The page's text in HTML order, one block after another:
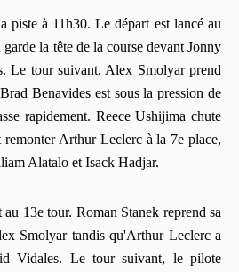
piste à 11h30. Le départ est lancé au
la tête de la course devant Jonny
Le tour suivant, Alex Smolyar prend
Benavides est sous la pression de
rapidement. Reece Ushijima chute
remonter Arthur Leclerc à la 7e place,
Alatalo et Isack Hadjar.
13e tour. Roman Stanek reprend sa
Smolyar tandis qu'Arthur Leclerc a
Vidales. Le tour suivant, le pilote